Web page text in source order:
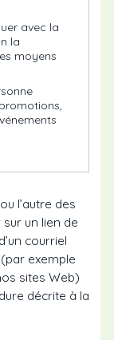
avec la
la
moyens
l’autre des
un lien de
courriel
exemple
sites Web)
décrite à la